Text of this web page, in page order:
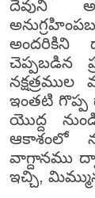
దేవుని
చెప్పబడిన
ఇంతటి గొప్ప
యొద్ద
ఆకాశంలో
వాగ్దానము
ఇచ్చి,